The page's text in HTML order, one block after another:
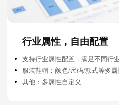
行业属性，自由配置
支持行业属性配置，满足不同行
服装鞋帽：颜色/尺码/款式等多
其他：多属性自定义